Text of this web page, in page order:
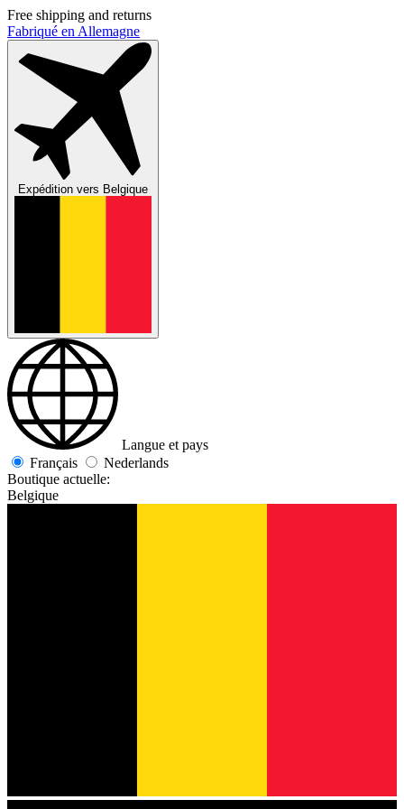
Free shipping and returns
Fabriqué en Allemagne
Expédition vers Belgique
Langue et pays
Français
Nederlands
Boutique actuelle:
Belgique